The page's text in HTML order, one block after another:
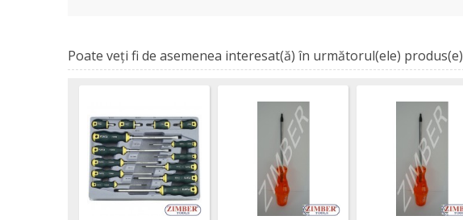
Poate veţi fi de asemenea interesat(ă) în următorul(ele) produs(e)